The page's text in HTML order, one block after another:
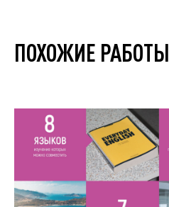
ПОХОЖИЕ РАБОТЫ